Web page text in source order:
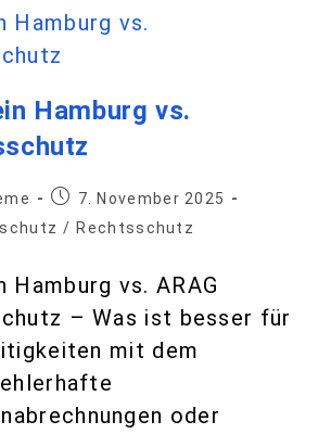
Hamburg vs.
7. November 2025
/ Rechtsschutz
Hamburg vs. ARAG
– Was ist besser für
mit dem
oder